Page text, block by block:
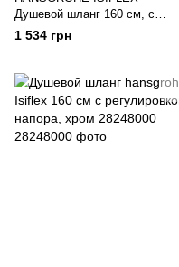
Душевой шланг 160 см, с
защитой от перекручивания,
хром, 28276000
1 534 грн